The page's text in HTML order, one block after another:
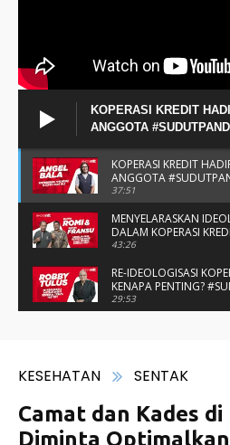
KOPERASI KREDIT
ANGGOTA
KOPERASI KREDIT
ANGGOTA
37:51
MENYELARASKAN
DALAM KOPERASI
BAPAK ROMI & BAPAK
43:26
RE-IDEOLOGISASI
KENAPA PENTING?
TULUS
29:53
SPIRIT SAHABAT DAN
AMANCHE OE NINU
16:37
#SUDUTPANDANG